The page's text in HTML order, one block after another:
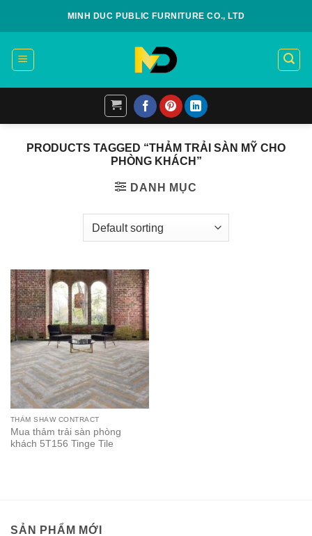
MINH DUC PUBLIC FURNITURE CO., LTD
PRODUCTS TAGGED “THẢM TRẢI SÀN MỸ CHO
PHÒNG KHÁCH”
DANH MỤC
THẢM SHAW CONTRACT
Mua thảm trải sàn phòng
khách 5T156 Tinge Tile
SẢN PHẨM MỚI